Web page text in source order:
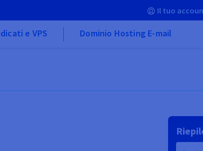
Il tuo
e VPS Dominio Hosting E-mail